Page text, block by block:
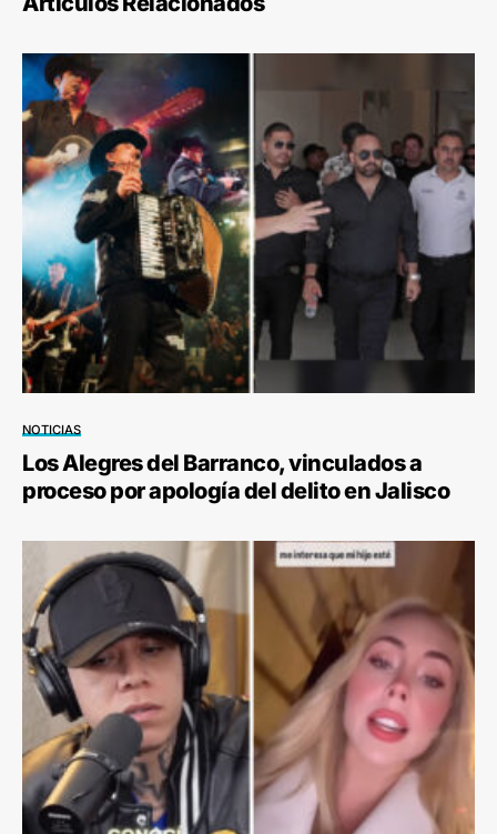
NOTICIAS
Los Alegres del Barranco, vinculados a
proceso por apología del delito en Jalisco